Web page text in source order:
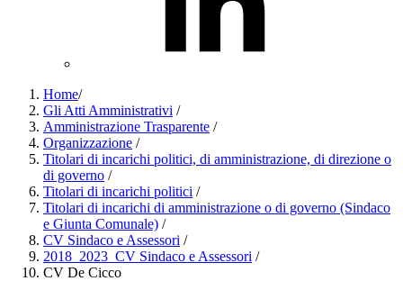
Home/
Gli Atti Amministrativi /
Amministrazione Trasparente /
Organizzazione /
Titolari di incarichi politici, di amministrazione, di direzione o
di governo /
Titolari di incarichi politici /
Titolari di incarichi di amministrazione o di governo (Sindaco
e Giunta Comunale) /
CV Sindaco e Assessori /
2018_2023_CV Sindaco e Assessori /
CV De Cicco